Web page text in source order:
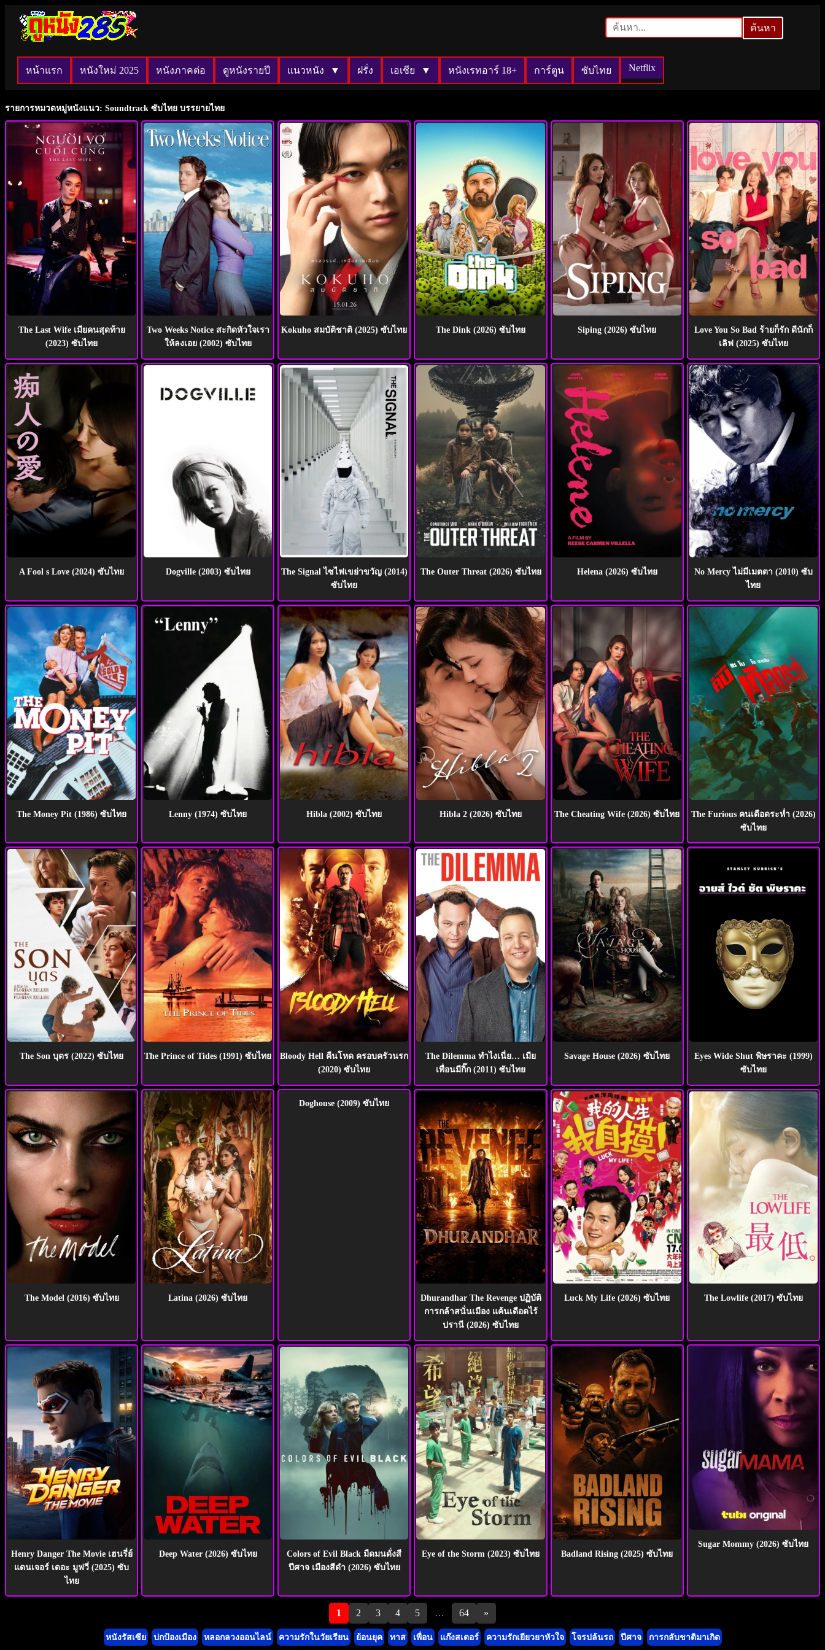
ค้นหา
หน้าแรก หนังใหม่ 2025 หนังภาคต่อ ดูหนังรายปี แนวหนัง ฝรั่ง เอเชีย หนังเรทอาร์ 18+ การ์ตูน ซับไทย Netflix
รายการหมวดหมู่หนังแนว: Soundtrack ซับไทย บรรยายไทย
The Last Wife เมียคนสุดท้าย
(2023) ซับไทย
Two Weeks Notice สะกิดหัวใจเรา
ให้ลงเอย (2002) ซับไทย
Kokuho สมบัติชาติ (2025) ซับไทย The Dink (2026) ซับไทย Siping (2026) ซับไทย
Love You So Bad ร้ายก็รัก ดีนักก็
เลิฟ (2025) ซับไทย
A Fool s Love (2024) ซับไทย Dogville (2003) ซับไทย
The Signal ไซไฟเขย่าขวัญ (2014)
ซับไทย
The Outer Threat (2026) ซับไทย Helena (2026) ซับไทย
No Mercy ไม่มีเมตตา (2010) ซับ
ไทย
The Money Pit (1986) ซับไทย Lenny (1974) ซับไทย Hibla (2002) ซับไทย Hibla 2 (2026) ซับไทย The Cheating Wife (2026) ซับไทย
The Furious คนเดือดระห่ำ (2026)
ซับไทย
The Son บุตร (2022) ซับไทย The Prince of Tides (1991) ซับไทย
Bloody Hell คืนโหด ครอบครัวนรก
(2020) ซับไทย
The Dilemma ทำไงเนี่ย… เมีย
เพื่อนมีกิ๊ก (2011) ซับไทย
Savage House (2026) ซับไทย
Eyes Wide Shut พิษราคะ (1999)
ซับไทย
The Model (2016) ซับไทย Latina (2026) ซับไทย
Doghouse (2009) ซับไทย
Dhurandhar The Revenge ปฏิบัติ
การกล้าสนั่นเมือง แค้นเดือดไร้
ปรานี (2026) ซับไทย
Luck My Life (2026) ซับไทย The Lowlife (2017) ซับไทย
Henry Danger The Movie เฮนรี่ย์
แดนเจอร์ เดอะ มูฟวี่ (2025) ซับ
ไทย
Deep Water (2026) ซับไทย
Colors of Evil Black มืดมนดั่งสี
ปีศาจ เมืองสีดำ (2026) ซับไทย
Eye of the Storm (2023) ซับไทย Badland Rising (2025) ซับไทย
Sugar Mommy (2026) ซับไทย
Pagination
1 2 3 4 5 … 64 »
หนังรัสเซีย ปกป้องเมือง หลอกลวงออนไลน์ ความรักในวัยเรียน ย้อนยุค ทาส เพื่อน แก๊งสเตอร์ ความรักเยียวยาหัวใจ โจรปล้นรถ ปีศาจ การกลับชาติมาเกิด